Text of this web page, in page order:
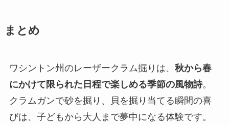
まとめ
ワシントン州のレーザークラム掘りは、 秋から春
にかけて限られた日程で楽しめる季節の風物詩。
クラムガンで砂を掘り、貝を掘り当てる瞬間の喜
びは、子どもから大人まで夢中になる体験です。